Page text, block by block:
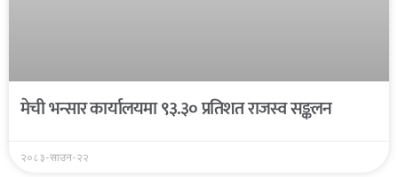
मेची भन्सार कार्यालयमा ९३.३० प्रतिशत राजस्व सङ्कलन
२०८३-साउन-२२